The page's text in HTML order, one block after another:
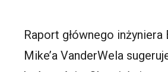
Raport głównego inżyniera
Mike’a VanderWela